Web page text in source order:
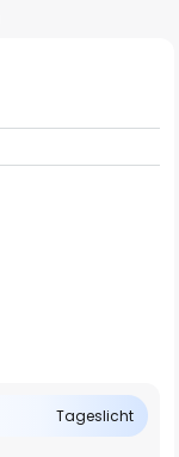
Tageslicht